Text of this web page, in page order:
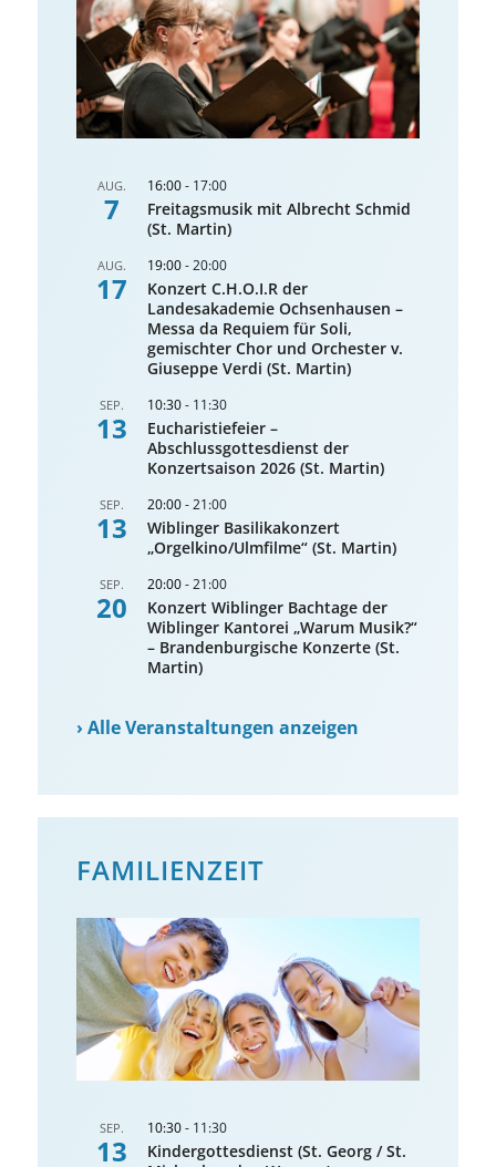
AUG.
7
16:00- 17:00
Freitagsmusik mit Albrecht Schmid
(St. Martin)
AUG.
17
19:00-20:00
Konzert C.H.O.I.R der
Landesakademie Ochsenhausen –
Messa da Requiem für Soli,
gemischter Chor und Orchester v.
Giuseppe Verdi (St. Martin)
SEP.
13
10:30- 11:30
Eucharistiefeier –
Abschlussgottesdienst der
Konzertsaison 2026 (St. Martin)
SEP.
13
20:00-21:00
Wiblinger Basilikakonzert
„Orgelkino/Ulmfilme“ (St. Martin)
SEP.
20
20:00-21:00
Konzert Wiblinger Bachtage der
Wiblinger Kantorei „Warum Musik?“
– Brandenburgische Konzerte (St.
Martin)
›Alle Veranstaltungen anzeigen
FAMILIENZEIT
SEP.
13
10:30- 11:30
Kindergottesdienst (St. Georg / St.